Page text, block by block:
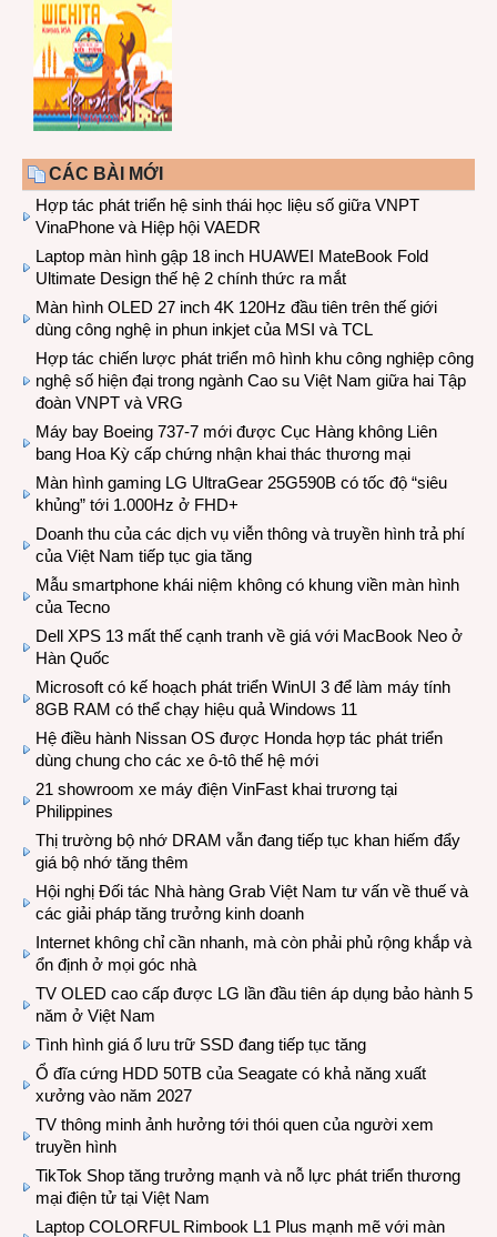
CÁC BÀI MỚI
Hợp tác phát triển hệ sinh thái học liệu số giữa VNPT
VinaPhone và Hiệp hội VAEDR
Laptop màn hình gập 18 inch HUAWEI MateBook Fold
Ultimate Design thế hệ 2 chính thức ra mắt
Màn hình OLED 27 inch 4K 120Hz đầu tiên trên thế giới
dùng công nghệ in phun inkjet của MSI và TCL
Hợp tác chiến lược phát triển mô hình khu công nghiệp công
nghệ số hiện đại trong ngành Cao su Việt Nam giữa hai Tập
đoàn VNPT và VRG
Máy bay Boeing 737-7 mới được Cục Hàng không Liên
bang Hoa Kỳ cấp chứng nhận khai thác thương mại
Màn hình gaming LG UltraGear 25G590B có tốc độ “siêu
khủng” tới 1.000Hz ở FHD+
Doanh thu của các dịch vụ viễn thông và truyền hình trả phí
của Việt Nam tiếp tục gia tăng
Mẫu smartphone khái niệm không có khung viền màn hình
của Tecno
Dell XPS 13 mất thế cạnh tranh về giá với MacBook Neo ở
Hàn Quốc
Microsoft có kế hoạch phát triển WinUI 3 để làm máy tính
8GB RAM có thể chạy hiệu quả Windows 11
Hệ điều hành Nissan OS được Honda hợp tác phát triển
dùng chung cho các xe ô-tô thế hệ mới
21 showroom xe máy điện VinFast khai trương tại
Philippines
Thị trường bộ nhớ DRAM vẫn đang tiếp tục khan hiếm đẩy
giá bộ nhớ tăng thêm
Hội nghị Đối tác Nhà hàng Grab Việt Nam tư vấn về thuế và
các giải pháp tăng trưởng kinh doanh
Internet không chỉ cần nhanh, mà còn phải phủ rộng khắp và
ổn định ở mọi góc nhà
TV OLED cao cấp được LG lần đầu tiên áp dụng bảo hành 5
năm ở Việt Nam
Tình hình giá ổ lưu trữ SSD đang tiếp tục tăng
Ổ đĩa cứng HDD 50TB của Seagate có khả năng xuất
xưởng vào năm 2027
TV thông minh ảnh hưởng tới thói quen của người xem
truyền hình
TikTok Shop tăng trưởng mạnh và nỗ lực phát triển thương
mại điện tử tại Việt Nam
Laptop COLORFUL Rimbook L1 Plus mạnh mẽ với màn